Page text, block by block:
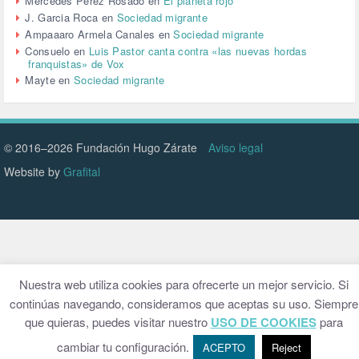
VENEZUELA (3)
VENEZULA (1)
VIAJES (1)
VIOLENCIA (2)
VIOLENCIA DE GÉNERO (223)
VIVIENDA (9)
VOLODIMIR ZELENSKY (1)
J. Garcia Roca en Sociedad migrante
Ampaaaro Armela Canales enSociedad migrante
Consuelo en Luis Pastor canta contra «las nuevas hordas
franquistas» de Vox
MayteenSociedad migrante
© 2016–2026 Fundación Hugo Zárate
Aviso legal
Website by Grafital
Nuestra web utiliza cookies para ofrecerte un mejor servicio. Si
continúas navegando, consideramos que aceptas su uso. Siempre
que quieras, puedes visitar nuestro USO DE COOKIESpara
cambiar tu configuración.
ACEPTO Reject